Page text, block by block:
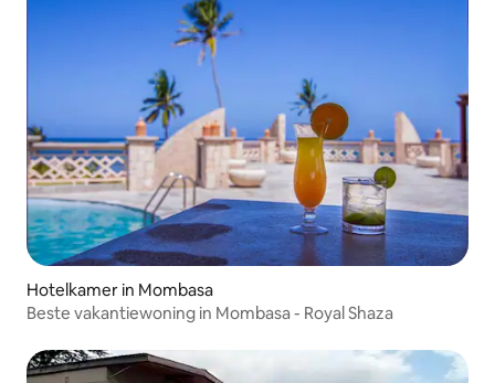
Hotelkamer in Mombasa
Beste vakantiewoning in Mombasa - Royal Shaza